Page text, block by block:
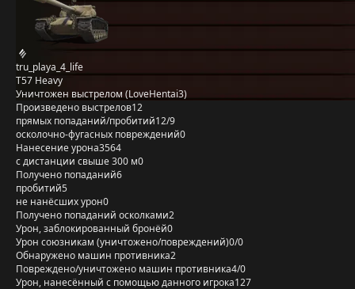
tru_playa_4_life
T57 Heavy
Уничтожен выстрелом (LoveHentai3)
Произведено выстрелов12
прямых попаданий/пробитий12/9
осколочно-фугасных повреждений0
Нанесение урона3564
с дистанции свыше 300 м0
Получено попаданий6
пробитий5
не нанёсших урон0
Получено попаданий осколками2
Урон, заблокированный бронёй0
Урон союзникам (уничтожено/повреждений)0/0
Обнаружено машин противника2
Повреждено/уничтожено машин противника4/0
Урон, нанесённый с помощью данного игрока127